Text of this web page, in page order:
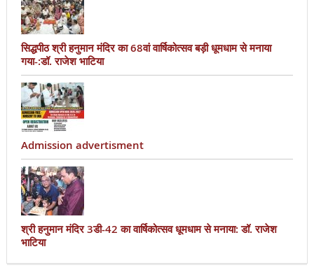
सिद्धपीठ श्री हनुमान मंदिर का 68वां वार्षिकोत्सव बड़ी धूमधाम से मनाया
गया-:डॉ. राजेश भाटिया
Admission advertisment
श्री हनुमान मंदिर 3डी-42 का वार्षिकोत्सव धूमधाम से मनाया: डॉ. राजेश
भाटिया